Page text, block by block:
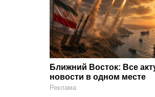
Ближний Восток: Все
новости в одном месте
Реклама